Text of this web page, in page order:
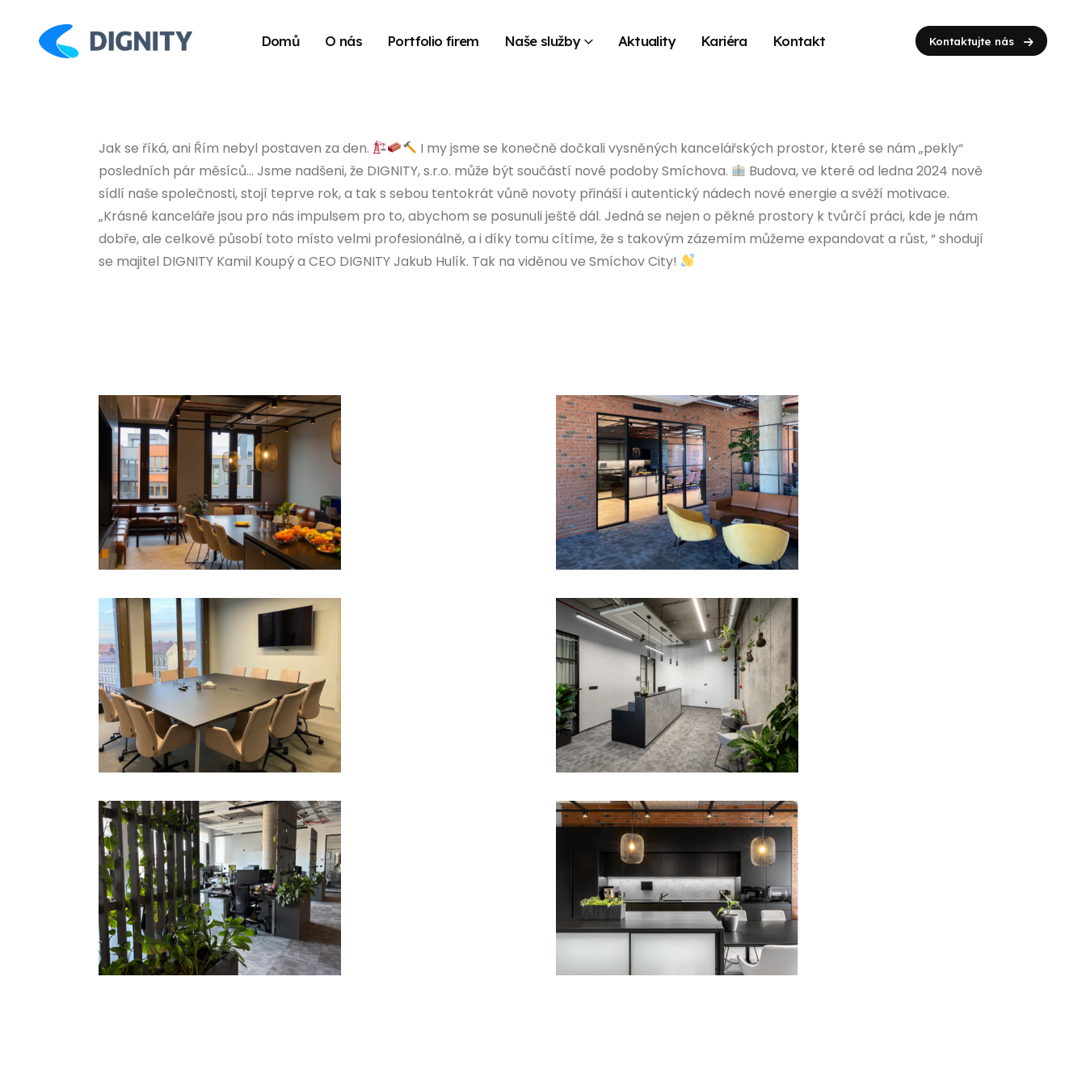
Domů O nás Portfolio firem Naše služby Aktuality Kariéra Kontakt Kontaktujte nás
Jak se říká, ani Řím nebyl postaven za den.
I my jsme se konečně dočkali vysněných kancelářských prostor, které se nám „pekly“
posledních pár měsíců... Jsme nadšeni, že DIGNITY, s.r.o. může být součástí nové podoby Smíchova.
Budova, ve které od ledna 2024 nově
sídlí naše společnosti, stojí teprve rok, a tak s sebou tentokrát vůně novoty přináší i autentický nádech nové energie a svěží motivace.
„Krásné kanceláře jsou pro nás impulsem pro to, abychom se posunuli ještě dál. Jedná se nejen o pěkné prostory k tvůrčí práci, kde je nám
dobře, ale celkově působí toto místo velmi profesionálně, a i díky tomu cítíme, že s takovým zázemím můžeme expandovat a růst, “ shodují
se majitel DIGNITY Kamil Koupý a CEO DIGNITY Jakub Hulík. Tak na viděnou ve Smíchov City!